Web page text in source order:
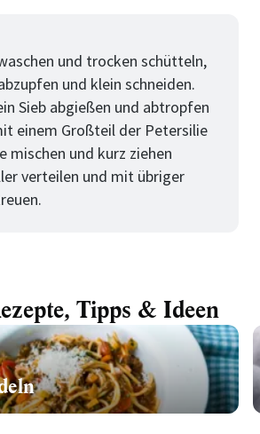
und trocken schütteln,
und klein schneiden.
Sieb abgießen und abtropfen
einem Großteil der Petersilie
mischen und kurz ziehen
verteilen und mit übriger
Tipps & Ideen